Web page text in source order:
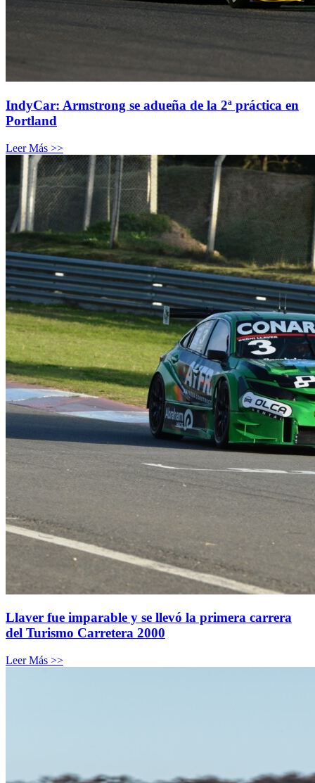
IndyCar: Armstrong se adueña de la 2ª práctica en
Portland
Leer Más >>
Llaver fue imparable y se llevó la primera carrera
del Turismo Carretera 2000
Leer Más >>